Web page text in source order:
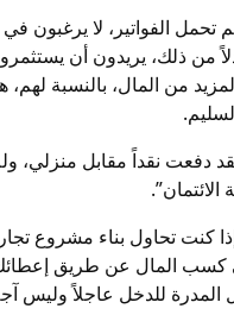
تحمل الفواتير، لا يرغبون
من ذلك، يريدون أن
من المال، بالنسبة لهم،
دفعت نقداً مقابل منزلي،
كنت تحاول بناء مشروع
كسب المال عن طريق إعطائك
للدخل عاجلاً وليس